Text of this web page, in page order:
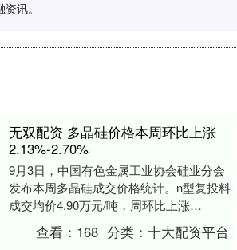
讯。
无双配资 多晶硅价格本周环比上涨
2.13%-2.70%
9月3日，中国有色金属工业协会硅业分会
发布本周多晶硅成交价格统计。n型复投料
成交均价4.90万元/吨，周环比上涨
2.30%；n型致密料成交均价4.57万元/
吨，....查看： 168 分类：十大配资平台